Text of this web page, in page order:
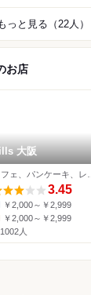
っと見る（22人）
お店
大阪
3.45
￥2,000～￥2,999
￥2,000～￥2,999
1002人